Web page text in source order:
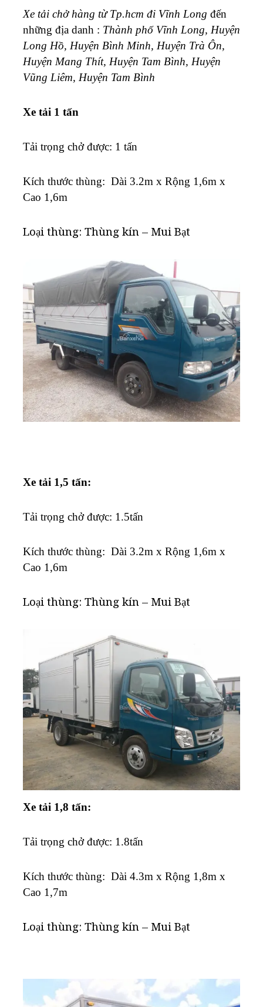
Xe tải chở hàng từ Tp.hcm đi Vĩnh Long đến
những địa danh : Thành phố Vĩnh Long, Huyện
Long Hồ, Huyện Bình Minh, Huyện Trà Ôn,
Huyện Mang Thít, Huyện Tam Bình, Huyện
Vũng Liêm, Huyện Tam Bình
Xe tải 1 tấn
Tải trọng chở được: 1 tấn
Kích thước thùng: Dài 3.2m x Rộng 1,6m x
Cao 1,6m
Loại thùng: Thùng kín – Mui Bạt
Xe tải 1,5 tấn:
Tải trọng chở được: 1.5tấn
Kích thước thùng: Dài 3.2m x Rộng 1,6m x
Cao 1,6m
Loại thùng: Thùng kín – Mui Bạt
Xe tải 1,8 tấn:
Tải trọng chở được: 1.8tấn
Kích thước thùng: Dài 4.3m x Rộng 1,8m x
Cao 1,7m
Loại thùng: Thùng kín – Mui Bạt